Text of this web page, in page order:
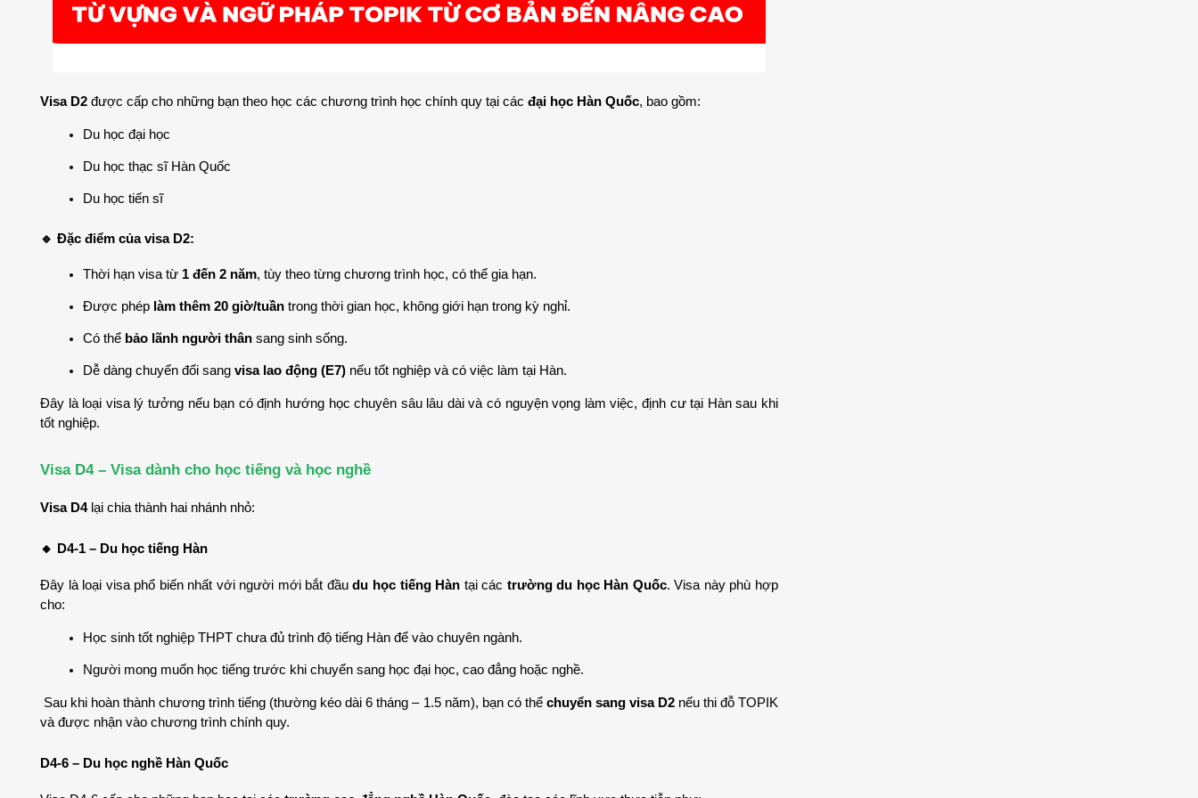
Visa D2 được cấp cho những bạn theo học các chương trình học chính quy tại các đại học Hàn Quốc, bao gồm:
Du học đại học
Du học thạc sĩ Hàn Quốc
Du học tiến sĩ
🔹 Đặc điểm của visa D2:
Thời hạn visa từ 1 đến 2 năm, tùy theo từng chương trình học, có thể gia hạn.
Được phép làm thêm 20 giờ/tuần trong thời gian học, không giới hạn trong kỳ nghỉ.
Có thể bảo lãnh người thân sang sinh sống.
Dễ dàng chuyển đổi sang visa lao động (E7) nếu tốt nghiệp và có việc làm tại Hàn.
Đây là loại visa lý tưởng nếu bạn có định hướng học chuyên sâu lâu dài và có nguyện vọng làm việc, định cư tại Hàn sau khi
tốt nghiệp.
Visa D4 – Visa dành cho học tiếng và học nghề
Visa D4 lại chia thành hai nhánh nhỏ:
🔸 D4-1 – Du học tiếng Hàn
Đây là loại visa phổ biến nhất với người mới bắt đầu du học tiếng Hàn tại các trường du học Hàn Quốc. Visa này phù hợp
cho:
Học sinh tốt nghiệp THPT chưa đủ trình độ tiếng Hàn để vào chuyên ngành.
Người mong muốn học tiếng trước khi chuyển sang học đại học, cao đẳng hoặc nghề.
Sau khi hoàn thành chương trình tiếng (thường kéo dài 6 tháng – 1.5 năm), bạn có thể chuyển sang visa D2 nếu thi đỗ TOPIK
và được nhận vào chương trình chính quy.
D4-6 – Du học nghề Hàn Quốc